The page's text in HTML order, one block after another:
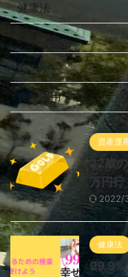
健康法
本
資産運用
資産運
22歳
万円行
2022/
健康法
99.9%